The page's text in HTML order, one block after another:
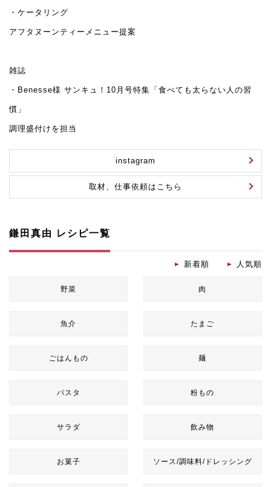
・ケータリング
アフタヌーンティーメニュー提案
雑誌
・Benesse様 サンキュ！10月号特集「食べても太らない人の習
慣」
調理盛付けを担当
instagram
取材、仕事依頼はこちら
鎌田真由 レシピ一覧
新着順 人気順
野菜 肉
魚介 たまご
ごはんもの 麺
パスタ 粉もの
サラダ 飲み物
お菓子 ソース/調味料/ドレッシング